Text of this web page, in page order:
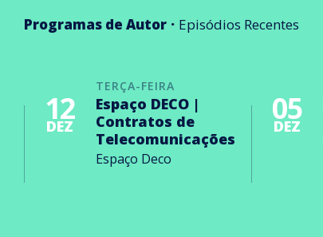
Programas de Autor Episódios Recentes
TERÇA-FEIRA
12
DEZ
Espaço DECO |
Contratos de
Telecomunicações
Espaço Deco
05
DEZ